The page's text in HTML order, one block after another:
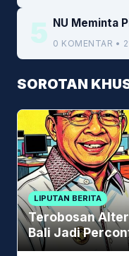
5 NU Meminta
0 KOMENTAR •
SOROTAN
LIPUTAN BERITA
Terobosan
Bali Jadi
Pembiayaan